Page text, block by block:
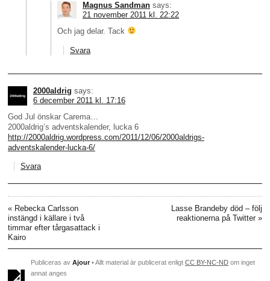
Magnus Sandman says:
21 november 2011 kl. 22:22
Och jag delar. Tack
Svara
2000aldrig says:
6 december 2011 kl. 17:16
God Jul önskar Carema…
2000aldrig’s adventskalender, lucka 6
http://2000aldrig.wordpress.com/2011/12/06/2000aldrigs-
adventskalender-lucka-6/
Svara
« Rebecka Carlsson
instängd i källare i två
timmar efter tårgasattack i
Kairo
Lasse Brandeby död – följ
reaktionerna på Twitter »
Publiceras av Ajour • Allt material är publicerat enligt CC BY-NC-ND om inget
annat anges